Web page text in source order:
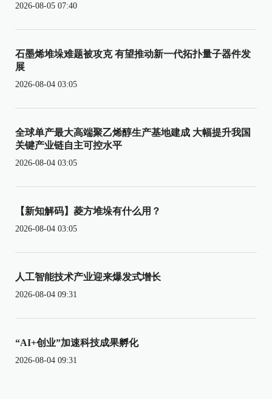
2026-08-05 07:40
石墨烯堆垛难题被攻克 有望推动新一代拓扑量子器件发
展
2026-08-04 03:05
全球单产最大高端聚乙烯醇生产基地建成 大幅提升我国
关键产业链自主可控水平
2026-08-04 03:05
【新知解码】菱方堆垛有什么用？
2026-08-04 03:05
人工智能技术产业迎来爆发式增长
2026-08-04 09:31
“AI+创业”加速科技成果孵化
2026-08-04 09:31